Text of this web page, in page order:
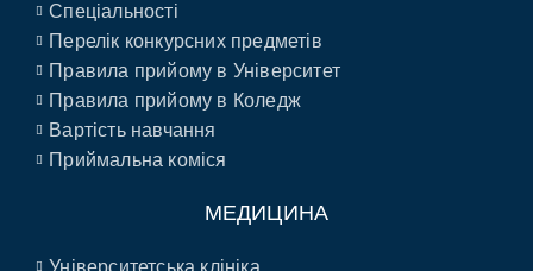
Спеціальності
Перелік конкурсних предметів
Правила прийому в Університет
Правила прийому в Коледж
Вартість навчання
Приймальна коміся
МЕДИЦИНА
Університетська клініка